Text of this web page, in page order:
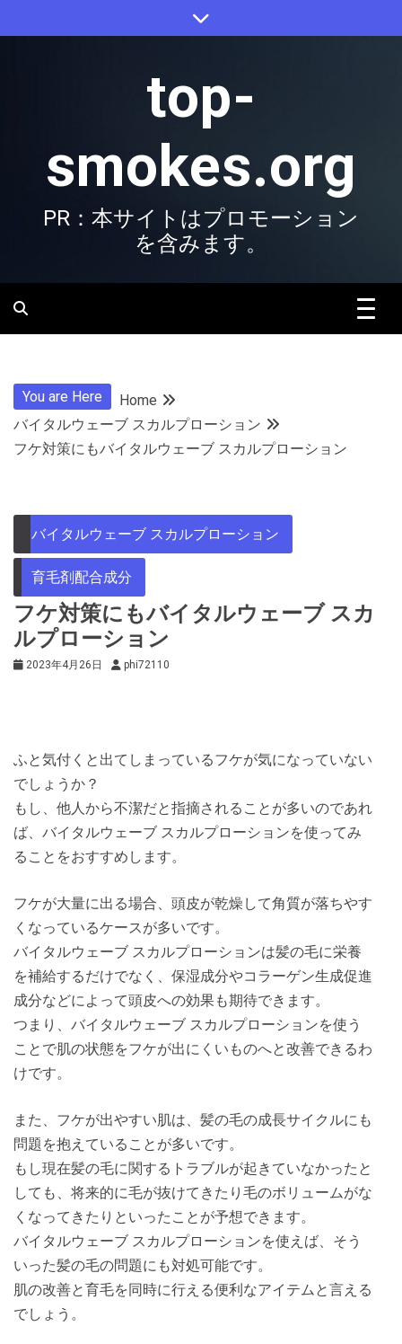
to
top-
smokes.org
PR：本サイトはプロモーション
を含みます。
You are Here
Home
バイタルウェーブ スカルプローション
フケ対策にもバイタルウェーブ スカルプローション
バイタルウェーブ スカルプローション
育毛剤配合成分
フケ対策にもバイタルウェーブ スカ
ルプローション
2023年4月26日 phi72110
ふと気付くと出てしまっているフケが気になっていない
でしょうか？
もし、他人から不潔だと指摘されることが多いのであれ
ば、バイタルウェーブ スカルプローションを使ってみ
ることをおすすめします。
フケが大量に出る場合、頭皮が乾燥して角質が落ちやす
くなっているケースが多いです。
バイタルウェーブ スカルプローションは髪の毛に栄養
を補給するだけでなく、保湿成分やコラーゲン生成促進
成分などによって頭皮への効果も期待できます。
つまり、バイタルウェーブ スカルプローションを使う
ことで肌の状態をフケが出にくいものへと改善できるわ
けです。
また、フケが出やすい肌は、髪の毛の成長サイクルにも
問題を抱えていることが多いです。
もし現在髪の毛に関するトラブルが起きていなかったと
しても、将来的に毛が抜けてきたり毛のボリュームがな
くなってきたりといったことが予想できます。
バイタルウェーブ スカルプローションを使えば、そう
いった髪の毛の問題にも対処可能です。
肌の改善と育毛を同時に行える便利なアイテムと言える
でしょう。